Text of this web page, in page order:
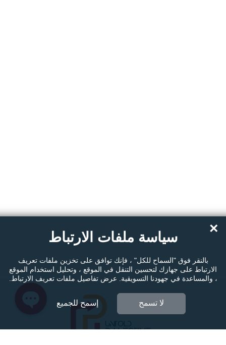
سياسة ملفات الارتباط
بالنقر فوق "السماح للكل" ، فإنك توافق على تخزين ملفات تعريف
الارتباط على جهازك لتحسين التنقل في الموقع ، وتحليل استخدام الموقع
، والمساعدة في جهودنا التسويقية. عرض تفاصيل ملفات تعريف الارتباط.
لا تسمح إسمح للجميع
×
Facebook Messenger